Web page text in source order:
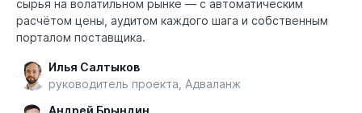
сырья на волатильном рынке — с автоматическим
расчётом цены, аудитом каждого шага и собственным
порталом поставщика.
Илья Салтыков
руководитель проекта, Адваланж